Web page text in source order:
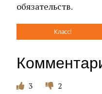
обязательств.
Класс!
3 2